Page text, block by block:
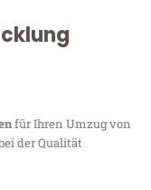
für Ihren Umzug von
der Qualität